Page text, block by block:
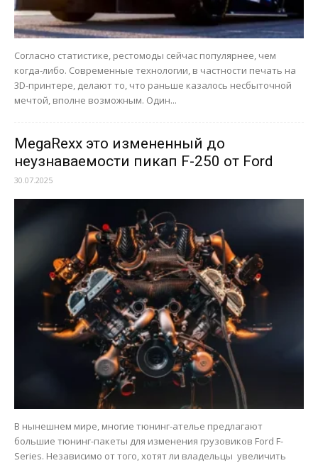
Согласно статистике, рестомоды сейчас популярнее, чем
когда-либо. Современные технологии, в частности печать на
3D-принтере, делают то, что раньше казалось несбыточной
мечтой, вполне возможным. Один...
MegaRexx это измененный до
неузнаваемости пикап F-250 от Ford
30.07.2025
В нынешнем мире, многие тюнинг-ателье предлагают
большие тюнинг-пакеты для изменения грузовиков Ford F-
Series. Независимо от того, хотят ли владельцы увеличить